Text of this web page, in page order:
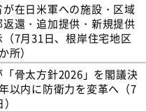
が在日米軍への施設・区域
返還・追加提供・新規提供
（7月31日、根岸住宅地区
所）
「骨太方針2026」を閣議決
以内に防衛力を変革へ（7